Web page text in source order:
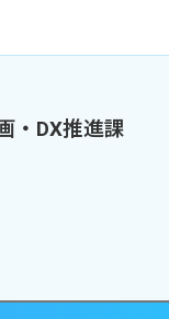
・DX推進課